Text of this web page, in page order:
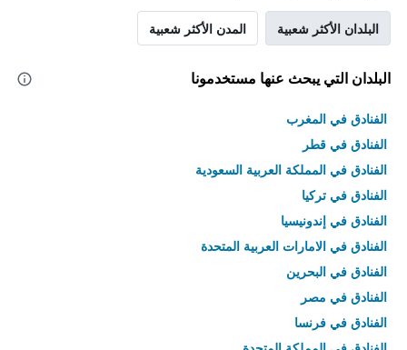
البلدان الأكثر شعبية المدن الأكثر شعبية
البلدان التي يبحث عنها مستخدمونا
الفنادق في المغرب
الفنادق في قطر
الفنادق في المملكة العربية السعودية
الفنادق في تركيا
الفنادق في إندونيسيا
الفنادق في الامارات العربية المتحدة
الفنادق في البحرين
الفنادق في مصر
الفنادق في فرنسا